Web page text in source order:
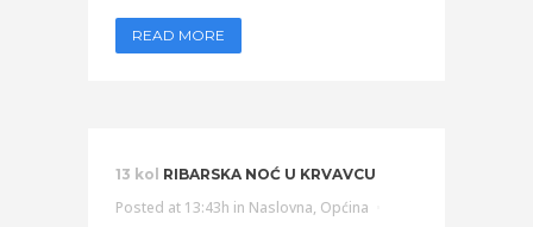
READ MORE
13 kol RIBARSKA NOĆ U KRVAVCU
Posted at 13:43h in Naslovna, Općina